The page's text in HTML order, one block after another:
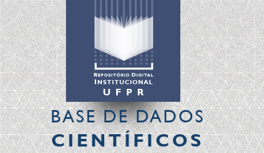
BASE DE DADOS
CIENTÍFICOS